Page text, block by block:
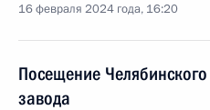
16 февраля 2024 года, 16:20
Посещение Челябинского
завода